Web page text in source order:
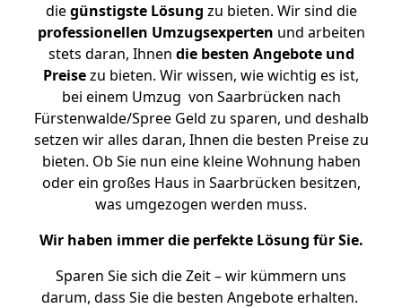
diegünstigste Lösung zu bieten. Wir sind die
professionellen Umzugsexperten und arbeiten
stets daran, Ihnen die besten Angebote und
Preisezu bieten. Wir wissen, wie wichtig es ist,
bei einem Umzug von Saarbrücken nach
Fürstenwalde/Spree Geld zu sparen, und deshalb
setzen wir alles daran, Ihnen die besten Preise zu
bieten. Ob Sie nun eine kleine Wohnung haben
oder ein großes Haus in Saarbrücken besitzen,
was umgezogen werden muss.
Wir haben immer die perfekte Lösung für Sie.
Sparen Sie sich die Zeit – wir kümmern uns
darum, dass Sie die besten Angebote erhalten.